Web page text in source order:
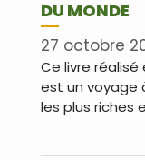
DU MONDE
27 octobre
Ce livre
est un voyage
les plus riches